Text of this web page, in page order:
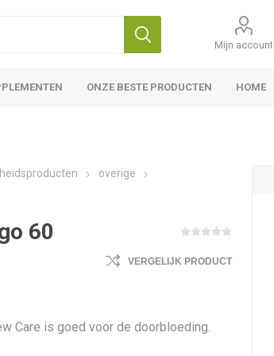
Mijn account
ONZE BESTE PRODUCTEN HOME
overige
60
VERGELIJK PRODUCT
Care is goed voor de doorbloeding.